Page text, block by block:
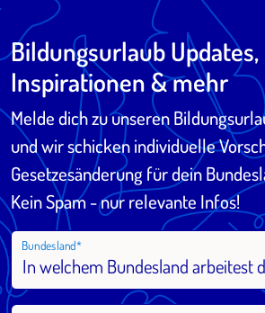
Bildungsurlaub Updates,
Inspirationen & mehr
Melde dich zu unseren
und wir schicken individuelle
Gesetzesänderung für dein
Kein Spam - nur relevante Infos!
Bundesland